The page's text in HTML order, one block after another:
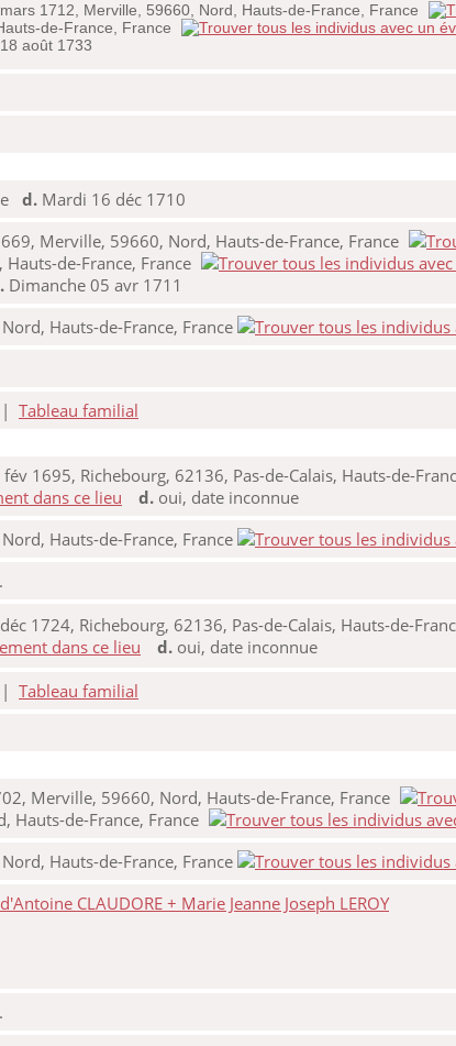
1712, Merville, 59660, Nord, Hauts-de-France, France
de-France, France
août 1733
d. Mardi 16 déc 1710
Merville, 59660, Nord, Hauts-de-France, France
de-France, France
Dimanche 05 avr 1711
Hauts-de-France, France
| Tableau familial
1695, Richebourg, 62136, Pas-de-Calais, Hauts-de-
d. oui, date inconnue
Hauts-de-France, France
1724, Richebourg, 62136, Pas-de-Calais, Hauts-de-
d. oui, date inconnue
| Tableau familial
Merville, 59660, Nord, Hauts-de-France, France
Hauts-de-France, France
Hauts-de-France, France
CLAUDORE + Marie Jeanne Joseph LEROY